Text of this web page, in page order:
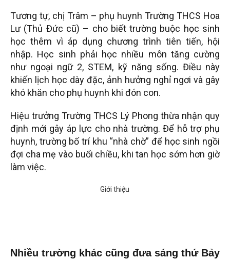
Tương tự, chị Trâm – phụ huynh Trường THCS Hoa
Lư (Thủ Đức cũ) – cho biết trường buộc học sinh
học thêm vì áp dụng chương trình tiên tiến, hội
nhập. Học sinh phải học nhiều môn tăng cường
như ngoại ngữ 2, STEM, kỹ năng sống. Điều này
khiến lịch học dày đặc, ảnh hưởng nghỉ ngơi và gây
khó khăn cho phụ huynh khi đón con.
Hiệu trưởng Trường THCS Lý Phong thừa nhận quy
định mới gây áp lực cho nhà trường. Để hỗ trợ phụ
huynh, trường bố trí khu “nhà chờ” để học sinh ngồi
đợi cha mẹ vào buổi chiều, khi tan học sớm hơn giờ
làm việc.
Nhiều trường khác cũng đưa sáng thứ Bảy